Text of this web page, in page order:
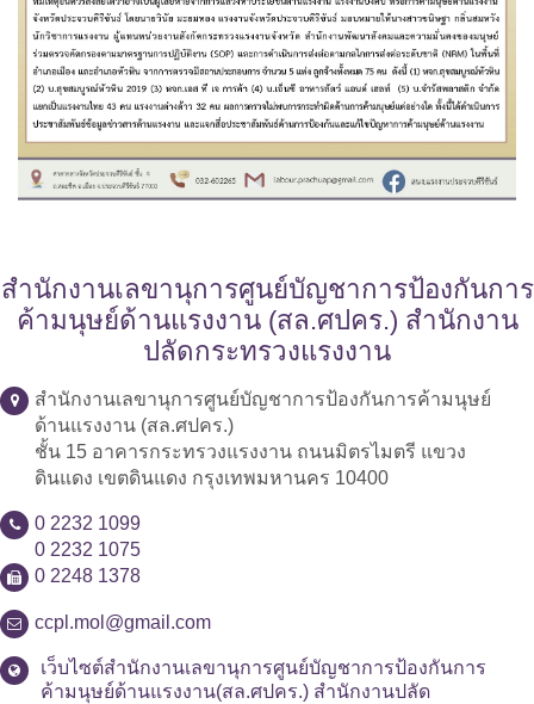
สำนักงานเลขานุการศูนย์บัญชาการป้องกันการ
ค้ามนุษย์ด้านแรงงาน (สล.ศปคร.) สำนักงาน
ปลัดกระทรวงแรงงาน
สำนักงานเลขานุการศูนย์บัญชาการป้องกันการค้ามนุษย์
ด้านแรงงาน (สล.ศปคร.)
ชั้น 15 อาคารกระทรวงแรงงาน ถนนมิตรไมตรี แขวง
ดินแดง เขตดินแดง กรุงเทพมหานคร 10400
0 2232 1099
0 2232 1075
0 2248 1378
ccpl.mol@gmail.com
เว็บไซต์สำนักงานเลขานุการศูนย์บัญชาการป้องกันการ
ค้ามนุษย์ด้านแรงงาน(สล.ศปคร.) สำนักงานปลัด